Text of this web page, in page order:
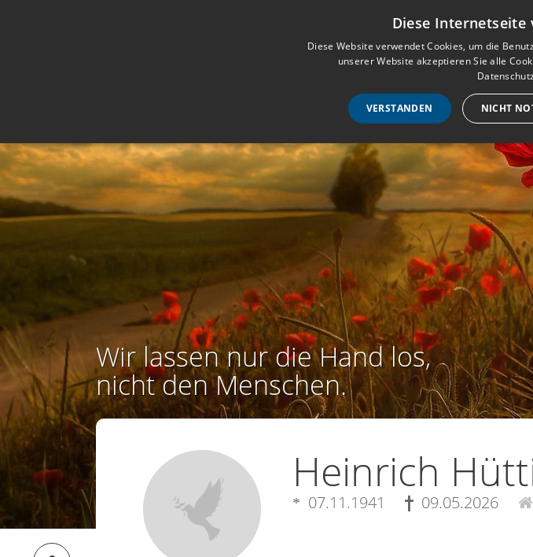
Wir lassen nur die Hand los,
nicht den Menschen.
Heinrich
07.11.1941 09.05.2026
Diese Internetseite
Diese Website verwendet Cookies, um die
unserer Website akzeptieren Sie alle
VERSTANDEN NICHT